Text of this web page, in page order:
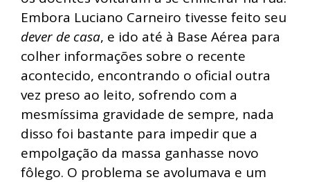
Embora Luciano Carneiro tivesse feito seu
dever de casa, e ido até à Base Aérea para
colher informações sobre o recente
acontecido, encontrando o oficial outra
vez preso ao leito, sofrendo com a
mesmíssima gravidade de sempre, nada
disso foi bastante para impedir que a
empolgação da massa ganhasse novo
fôlego. O problema se avolumava e um